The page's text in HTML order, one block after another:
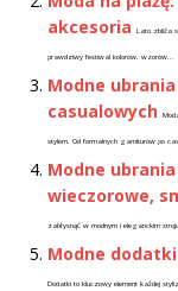
akcesoria
Lato zbliża
prawdziwy festiwal kolorów, wzorów...
Modne
casualowych
stylem. Od formalnych garniturów po
Modne
wieczorowe,
zabłysnąć w modnym i eleganckim
Modne
Dodatki to kluczowy element każdej